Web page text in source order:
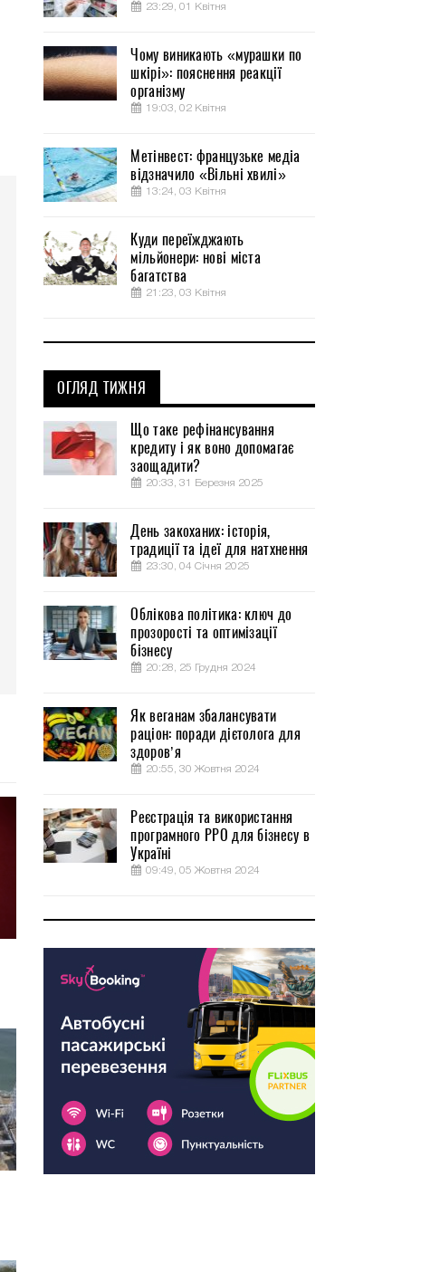
23:29, 01 Квітня
Чому виникають «мурашки по
шкірі»: пояснення реакції
організму
19:03, 02 Квітня
Метінвест: французьке медіа
відзначило «Вільні хвилі»
13:24, 03 Квітня
Куди переїжджають
мільйонери: нові міста
багатства
21:23, 03 Квітня
ОГЛЯД ТИЖНЯ
Що таке рефінансування
кредиту і як воно допомагає
заощадити?
20:33, 31 Березня 2025
День закоханих: історія,
традиції та ідеї для натхнення
23:30, 04 Січня 2025
Облікова політика: ключ до
прозорості та оптимізації
бізнесу
20:28, 25 Грудня 2024
Як веганам збалансувати
раціон: поради дієтолога для
здоров’я
20:55, 30 Жовтня 2024
Реєстрація та використання
програмного РРО для бізнесу в
Україні
09:49, 05 Жовтня 2024